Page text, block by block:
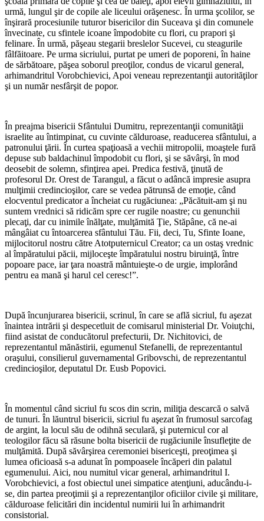
urmă, lungul şir de copile ale liceului orăşenesc. În urma şcolilor, se
înşirară procesiunile tuturor bisericilor din Suceava şi din comunele
învecinate, cu sfintele icoane împodobite cu flori, cu prapori şi
felinare. În urmă, păşeau stegarii breslelor Sucevei, cu steagurile
fâlfăitoare. Pe urma sicriului, purtat pe umeri de poporeni, în haine
de sărbătoare, păşea soborul preoţilor, condus de vicarul general,
arhimandritul Vorobchievici, Apoi veneau reprezentanţii autorităţilor
şi un număr nesfârşit de popor.
În preajma bisericii Sfântului Dumitru, reprezentanţii comunităţii
israelite au întimpinat, cu cuvinte călduroase, readucerea sfântului, a
patronului ţării. În curtea spaţioasă a vechii mitropolii, moaştele fură
depuse sub baldachinul împodobit cu flori, şi se săvârşi, în mod
deosebit de solemn, sfinţirea apei. Predica festivă, ţinută de
profesorul Dr. Orest de Tarangul, a făcut o adâncă impresie asupra
mulţimii credincioşilor, care se vedea pătrunsă de emoţie, când
elocventul predicator a încheiat cu rugăciunea: „Păcătuit-am şi nu
suntem vrednici să ridicăm spre cer rugile noastre; cu genunchii
plecaţi, dar cu inimile înălţate, mulţămită Ţie, Stăpâne, că ne-ai
mângâiat cu întoarcerea sfântului Tău. Fii, deci, Tu, Sfinte Ioane,
mijlocitorul nostru către Atotputernicul Creator; ca un ostaş vrednic
al împăratului păcii, mijloceşte împăratului nostru biruinţă, între
popoare pace, iar ţara noastră mântuieşte-o de urgie, implorând
pentru ea mană şi harul cel ceresc!”.
După încunjurarea bisericii, scrinul, în care se află sicriul, fu aşezat
înaintea intrării şi despecetluit de comisarul ministerial Dr. Voiuţchi,
fiind asistat de conducătorul prefecturii, Dr. Nichitovici, de
reprezentantul mănăstirii, egumenul Stefanelli, de reprezentantul
oraşului, consilierul guvernamental Gribovschi, de reprezentantul
credincioşilor, deputatul Dr. Eusb Popovici.
În momentul când sicriul fu scos din scrin, miliţia descarcă o salvă
de tunuri. În lăuntrul bisericii, sicriul fu aşezat în frumosul sarcofag
de argint, la locul său de odihnă seculară, şi puternicul cor al
teologilor făcu să răsune bolta bisericii de rugăciunile însufleţite de
mulţămită. După săvârşirea ceremoniei bisericeşti, preoţimea şi
lumea oficioasă s-a adunat în pompoasele încăperi din palatul
egumenului. Aici, nou numitul vicar general, arhimandritul I.
Vorobchievici, a fost obiectul unei simpatice atenţiuni, aducându-i-
se, din partea preoţimii şi a reprezentanţilor oficiilor civile şi militare,
călduroase felicitări din incidentul numirii lui în arhimandrit
consistorial.